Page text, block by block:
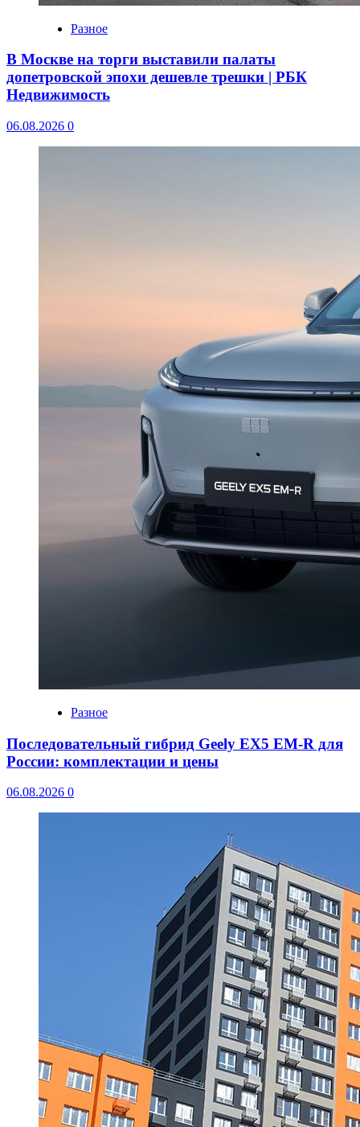
Разное
В Москве на торги выставили палаты
допетровской эпохи дешевле трешки | РБК
Недвижимость
06.08.2026 0
Разное
Последовательный гибрид Geely EX5 EM-R для
России: комплектации и цены
06.08.2026 0